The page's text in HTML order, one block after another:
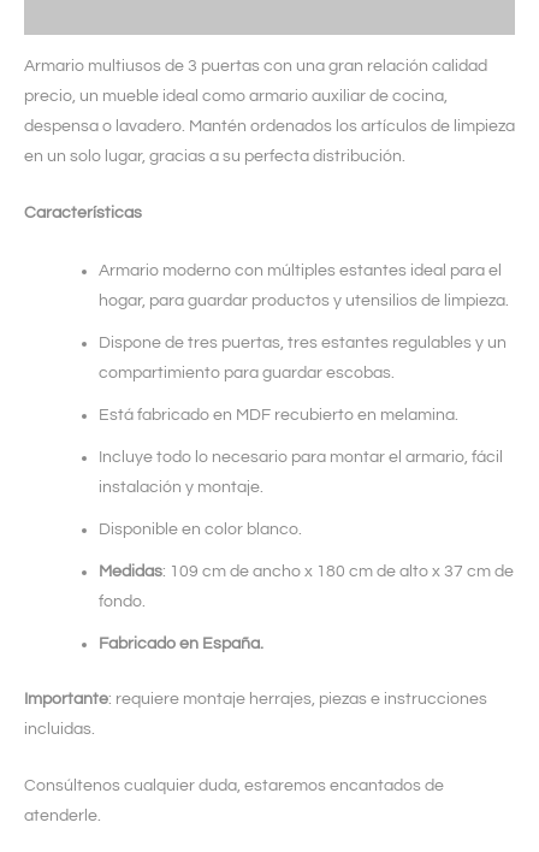
Armario multiusos de 3 puertas con una gran relación calidad
precio, un mueble ideal como armario auxiliar de cocina,
despensa o lavadero. Mantén ordenados los artículos de limpieza
en un solo lugar, gracias a su perfecta distribución.
Características
Armario moderno con múltiples estantes ideal para el
hogar, para guardar productos y utensilios de limpieza.
Dispone de tres puertas, tres estantes regulables y un
compartimiento para guardar escobas.
Está fabricado en MDF recubierto en melamina.
Incluye todo lo necesario para montar el armario, fácil
instalación y montaje.
Disponible en color blanco.
Medidas: 109 cm de ancho x 180 cm de alto x 37 cm de
fondo.
Fabricado en España.
Importante: requiere montaje herrajes, piezas e instrucciones
incluidas.
Consúltenos cualquier duda, estaremos encantados de
atenderle.